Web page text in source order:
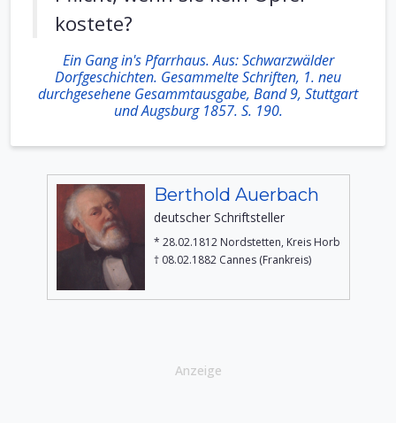
kostete?
Ein Gang in's Pfarrhaus. Aus: Schwarzwälder
Dorfgeschichten. Gesammelte Schriften, 1. neu
durchgesehene Gesammtausgabe, Band 9, Stuttgart
und Augsburg 1857. S. 190.
Berthold Auerbach
deutscher Schriftsteller
* 28.02.1812 Nordstetten, Kreis Horb
† 08.02.1882 Cannes (Frankreis)
Anzeige